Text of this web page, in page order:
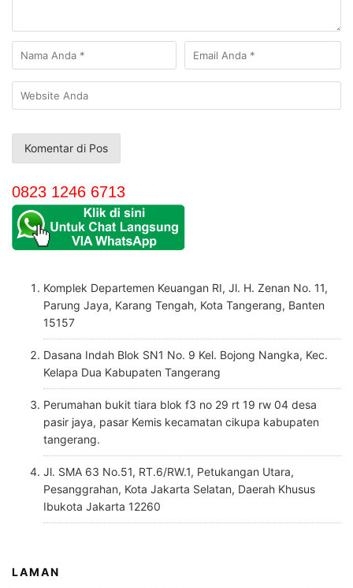
0823 1246 6713
Komplek Departemen Keuangan RI, Jl. H. Zenan No. 11,
Parung Jaya, Karang Tengah, Kota Tangerang, Banten
15157
Dasana Indah Blok SN1 No. 9 Kel. Bojong Nangka, Kec.
Kelapa Dua Kabupaten Tangerang
Perumahan bukit tiara blok f3 no 29 rt 19 rw 04 desa
pasir jaya, pasar Kemis kecamatan cikupa kabupaten
tangerang.
Jl. SMA 63 No.51, RT.6/RW.1, Petukangan Utara,
Pesanggrahan, Kota Jakarta Selatan, Daerah Khusus
Ibukota Jakarta 12260
LAMAN